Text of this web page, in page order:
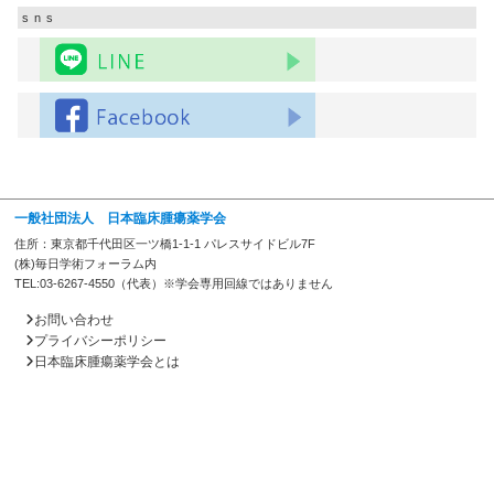
sns
一般社団法人 日本臨床腫瘍薬学会
住所：東京都千代田区一ツ橋1-1-1 パレスサイドビル7F
(株)毎日学術フォーラム内
TEL:03-6267-4550（代表）※学会専用回線ではありません
お問い合わせ
プライバシーポリシー
日本臨床腫瘍薬学会とは